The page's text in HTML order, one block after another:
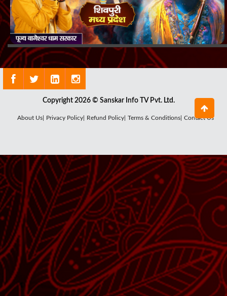
Copyright 2026 © Sanskar Info TV Pvt. Ltd.
About Us| Privacy Policy| Refund Policy| Terms & Conditions| Contact Us